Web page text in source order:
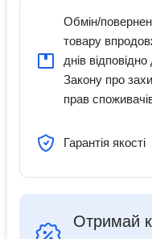
Обмін/
товару
днів відповідно
Закону про
прав
Гарантія якості
Отримай